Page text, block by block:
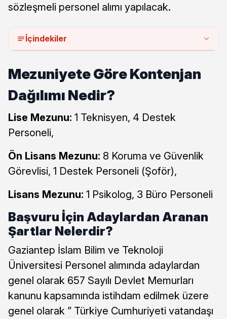
sözleşmeli personel alımı yapılacak.
İçindekiler
Mezuniyete Göre Kontenjan
Dağılımı Nedir?
Lise Mezunu: 1 Teknisyen, 4 Destek
Personeli,
Ön Lisans Mezunu: 8 Koruma ve Güvenlik
Görevlisi, 1 Destek Personeli (Şoför),
Lisans Mezunu: 1 Psikolog, 3 Büro Personeli
Başvuru İçin Adaylardan Aranan
Şartlar Nelerdir?
Gaziantep İslam Bilim ve Teknoloji
Üniversitesi Personel alımında adaylardan
genel olarak 657 Sayılı Devlet Memurları
kanunu kapsamında istihdam edilmek üzere
genel olarak ” Türkiye Cumhuriyeti vatandaşı